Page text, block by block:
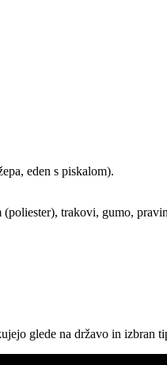
eden s piskalom).
trakovi, gumo,
glede na državo in izbran